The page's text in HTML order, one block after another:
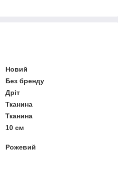
Новий
Без бренду
Дріт
Тканина
Тканина
10 см
Рожевий